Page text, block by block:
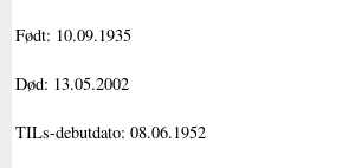
Født: 10.09.1935
Død: 13.05.2002
TILs-debutdato: 08.06.1952